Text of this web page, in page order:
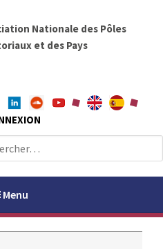
Nationale des Pôles
et des Pays
Menu